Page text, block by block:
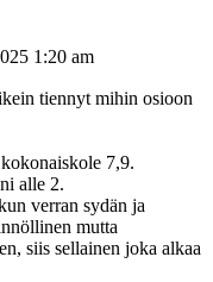
1:20 am
tiennyt mihin osioon
7,9.
alle 2.
verran sydän ja
mutta
siis sellainen joka alkaa